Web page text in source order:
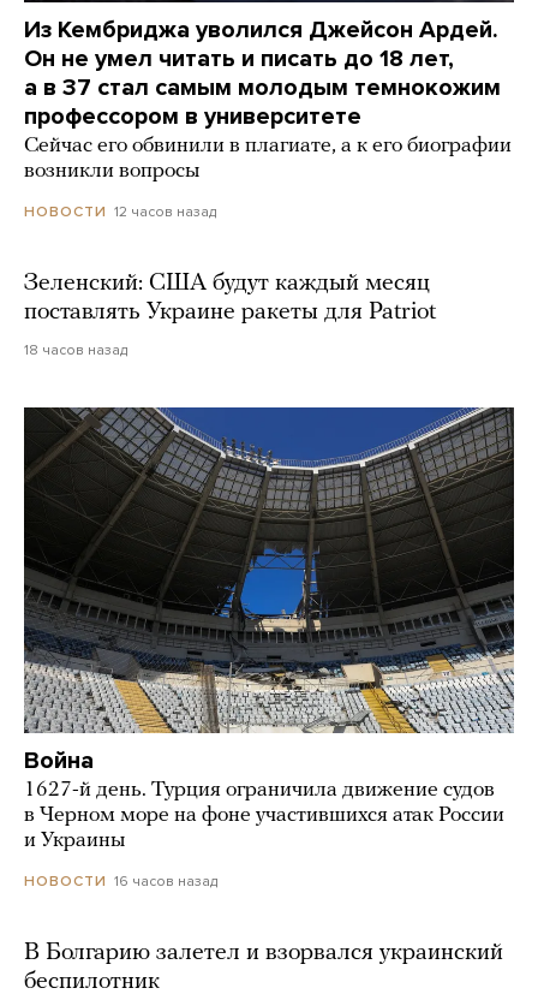
Из Кембриджа уволился Джейсон Ардей.
Он не умел читать и писать до 18 лет,
а в 37 стал самым молодым темнокожим
профессором в университете
Сейчас его обвинили в плагиате, а к его биографии
возникли вопросы
НОВОСТИ 12 часов назад
Зеленский: США будут каждый месяц
поставлять Украине ракеты для Patriot
18 часов назад
Война
1627-й день. Турция ограничила движение судов
в Черном море на фоне участившихся атак России
и Украины
НОВОСТИ 16 часов назад
В Болгарию залетел и взорвался украинский
беспилотник